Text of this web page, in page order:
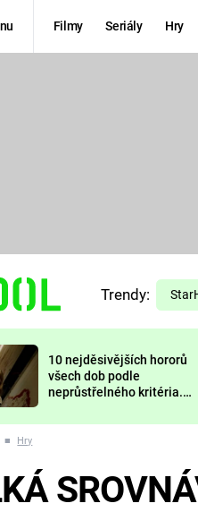
Filmy Seriály Hry
PREDÁTOR
Trendy:
10 nejděsivějších hororů
všech dob podle
neprůstřelného kritéria.
nejvíc zvednou tep?
■ Hry